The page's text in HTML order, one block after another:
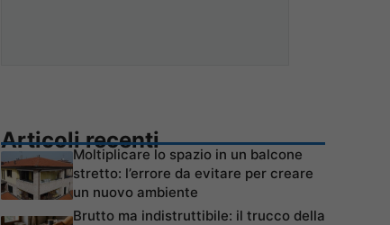
Articoli recenti
Moltiplicare lo spazio in un balcone
stretto: l’errore da evitare per creare
un nuovo ambiente
Brutto ma indistruttibile: il trucco della